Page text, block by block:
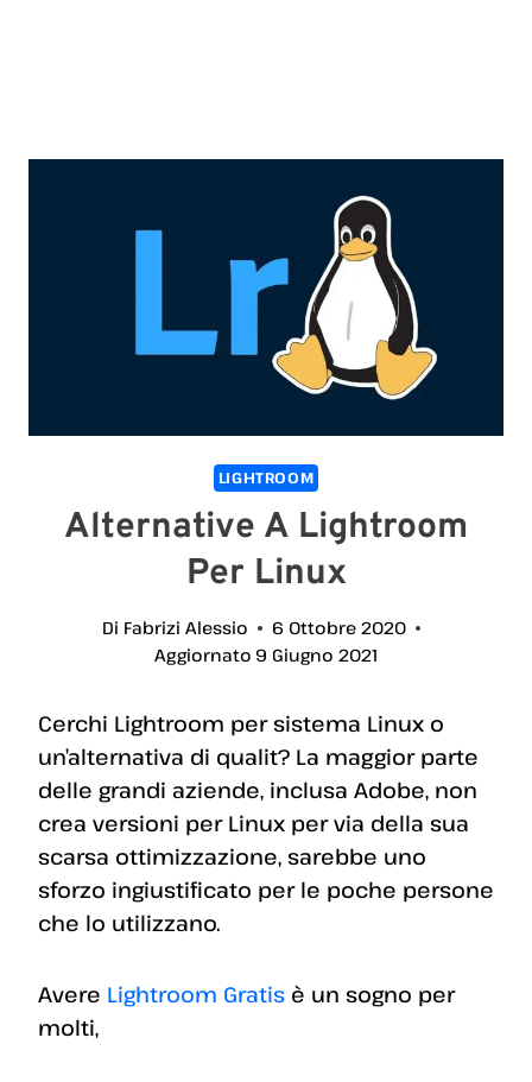
LIGHTROOM
Alternative A Lightroom
Per Linux
Di Fabrizi Alessio
6 Ottobre 2020
Aggiornato 9 Giugno 2021
Cerchi Lightroom per sistema Linux o
un’alternativa di qualit? La maggior parte
delle grandi aziende, inclusa Adobe, non
crea versioni per Linux per via della sua
scarsa ottimizzazione, sarebbe uno
sforzo ingiustificato per le poche persone
che lo utilizzano.
Avere Lightroom Gratis è un sogno per
molti,